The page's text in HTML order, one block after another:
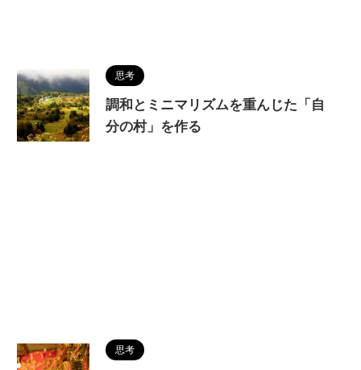
思考
調和とミニマリズムを重んじた「自
分の村」を作る
思考